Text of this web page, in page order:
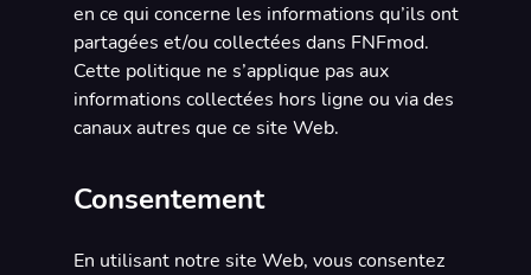
en ce qui concerne les informations qu’ils ont
partagées et/ou collectées dans FNFmod.
Cette politique ne s’applique pas aux
informations collectées hors ligne ou via des
canaux autres que ce site Web.
Consentement
En utilisant notre site Web, vous consentez